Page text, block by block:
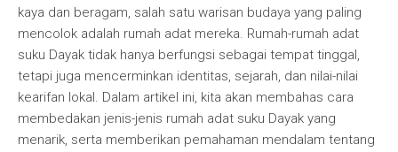
kaya dan beragam, salah satu warisan budaya yang paling
mencolok adalah rumah adat mereka. Rumah-rumah adat
suku Dayak tidak hanya berfungsi sebagai tempat tinggal,
tetapi juga mencerminkan identitas, sejarah, dan nilai-nilai
kearifan lokal. Dalam artikel ini, kita akan membahas cara
membedakan jenis-jenis rumah adat suku Dayak yang
menarik, serta memberikan pemahaman mendalam tentang